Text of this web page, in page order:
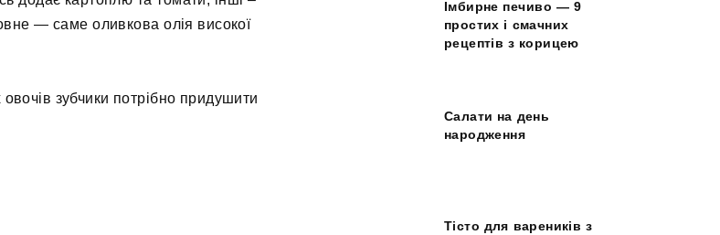
— саме оливкова олія високої
зубчики потрібно придушити
Імбирне печиво — 9
простих і смачних
рецептів з корицею
Салати на день
народження
Тісто для вареників з